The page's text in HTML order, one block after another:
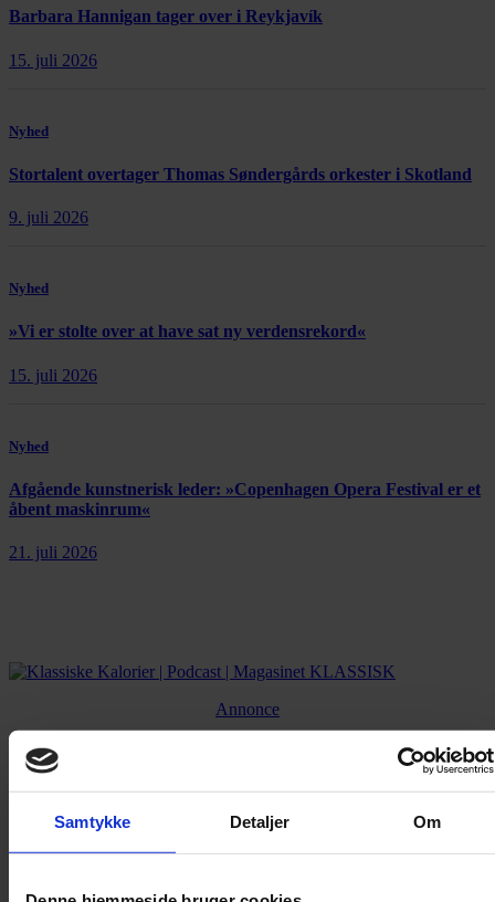
Samtykke Detaljer Om
Barbara Hannigan tager over i Reykjavík
15. juli 2026
Nyhed
Stortalent overtager Thomas Søndergårds orkester i Skotland
9. juli 2026
Nyhed
»Vi er stolte over at have sat ny verdensrekord«
15. juli 2026
Nyhed
Afgående kunstnerisk leder: »Copenhagen Opera Festival er et
åbent maskinrum«
21. juli 2026
Annonce
FLERE ARTIKLER